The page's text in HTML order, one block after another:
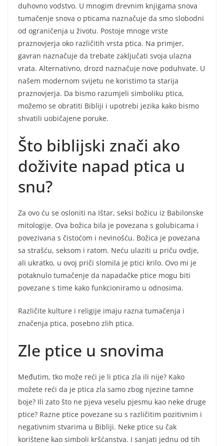
duhovno vodstvo. U mnogim drevnim knjigama snova
tumačenje snova o pticama naznačuje da smo slobodni
od ograničenja u životu. Postoje mnoge vrste
praznovjerja oko različitih vrsta ptica. Na primjer,
gavran naznačuje da trebate zaključati svoja ulazna
vrata. Alternativno, drozd naznačuje nove poduhvate. U
našem modernom svijetu ne koristimo ta starija
praznovjerja. Da bismo razumjeli simboliku ptica,
možemo se obratiti Bibliji i upotrebi jezika kako bismo
shvatili uobičajene poruke.
Što biblijski znači ako
doživite napad ptica u
snu?
Za ovo ću se osloniti na Ištar, seksi božicu iz Babilonske
mitologije. Ova božica bila je povezana s golubicama i
povezivana s čistoćom i nevinošću. Božica je povezana
sa strašću, seksom i ratom. Neću ulaziti u priču ovdje,
ali ukratko, u ovoj priči slomila je ptici krilo. Ovo mi je
potaknulo tumačenje da napadačke ptice mogu biti
povezane s time kako funkcioniramo u odnosima.
Različite kulture i religije imaju razna tumačenja i
značenja ptica, posebno zlih ptica.
Zle ptice u snovima
Međutim, tko može reći je li ptica zla ili nije? Kako
možete reći da je ptica zla samo zbog njezine tamne
boje? Ili zato što ne pjeva veselu pjesmu kao neke druge
ptice? Razne ptice povezane su s različitim pozitivnim i
negativnim stvarima u Bibliji. Neke ptice su čak
korištene kao simboli kršćanstva. I sanjati jednu od tih